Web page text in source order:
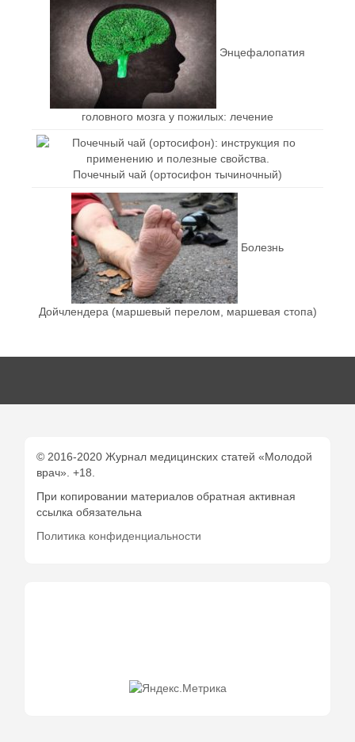
Энцефалопатия
головного мозга у пожилых: лечение
Почечный чай (ортосифон тычиночный)
Болезнь
Дойчлендера (маршевый перелом, маршевая стопа)
© 2016-2020 Журнал медицинских статей «Молодой
врач». +18.
При копировании материалов обратная активная
ссылка обязательна
Политика конфиденциальности